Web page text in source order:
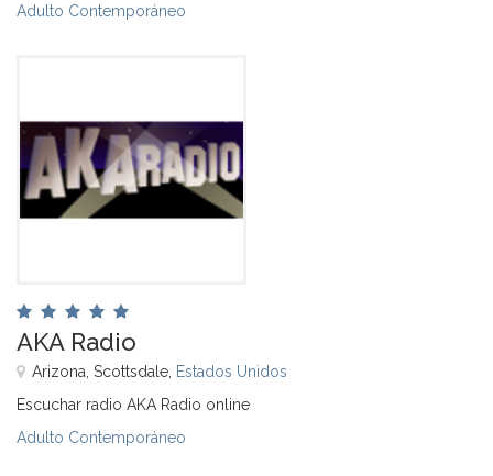
Adulto Contemporáneo
AKA Radio
Arizona, Scottsdale, Estados Unidos
Escuchar radio AKA Radio online
Adulto Contemporáneo